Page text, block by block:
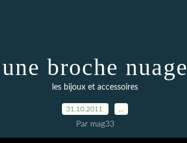
une broche nuage
les bijoux et accessoires
31.10.2011
Par mag33